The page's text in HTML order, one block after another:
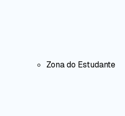
Zona do Estudante